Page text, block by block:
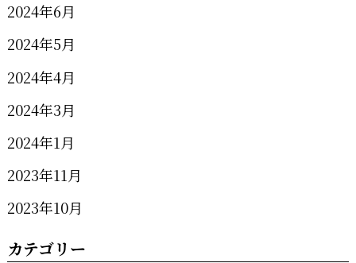
2024年6月
2024年5月
2024年4月
2024年3月
2024年1月
2023年11月
2023年10月
カテゴリー